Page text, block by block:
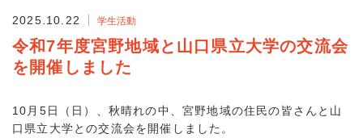
2025.10.22 学生活動
令和7年度宮野地域と山口県立大学の交流会
を開催しました
10月5日（日）、秋晴れの中、宮野地域の住民の皆さんと山
口県立大学との交流会を開催しました。